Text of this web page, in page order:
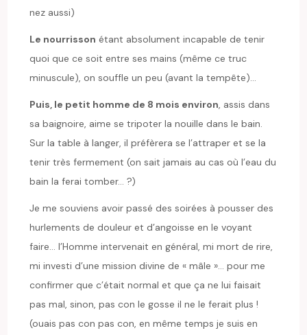
nez aussi)
Le nourrisson étant absolument incapable de tenir
quoi que ce soit entre ses mains (même ce truc
minuscule), on souffle un peu (avant la tempête)…
Puis, le petit homme de 8 mois environ, assis dans
sa baignoire, aime se tripoter la nouille dans le bain.
Sur la table à langer, il préfèrera se l’attraper et se la
tenir très fermement (on sait jamais au cas où l’eau du
bain la ferai tomber… ?)
Je me souviens avoir passé des soirées à pousser des
hurlements de douleur et d’angoisse en le voyant
faire… l’Homme intervenait en général, mi mort de rire,
mi investi d’une mission divine de « mâle »… pour me
confirmer que c’était normal et que ça ne lui faisait
pas mal, sinon, pas con le gosse il ne le ferait plus !
(ouais pas con pas con, en même temps je suis en